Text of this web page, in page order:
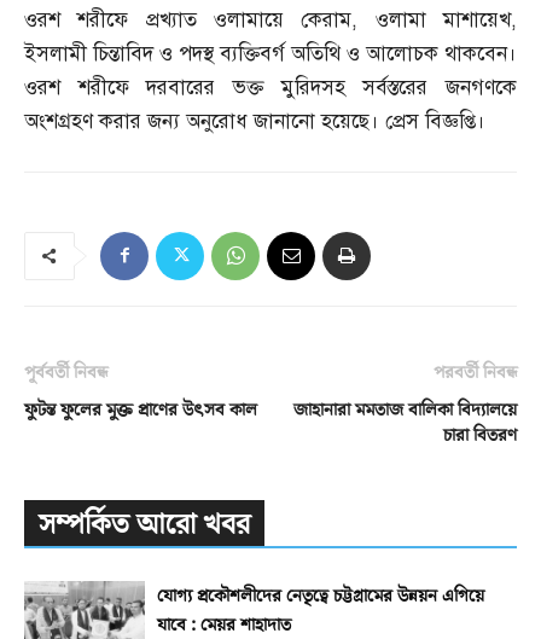
ওরশ শরীফে প্রখ্যাত ওলামায়ে কেরাম, ওলামা মাশায়েখ,
ইসলামী চিন্তাবিদ ও পদস্থ ব্যক্তিবর্গ অতিথি ও আলোচক থাকবেন।
ওরশ শরীফে দরবারের ভক্ত মুরিদসহ সর্বস্তরের জনগণকে
অংশগ্রহণ করার জন্য অনুরোধ জানানো হয়েছে। প্রেস বিজ্ঞপ্তি।
পূর্ববর্তী নিবন্ধ
ফুটন্ত ফুলের মুক্ত প্রাণের উৎসব কাল
পরবর্তী নিবন্ধ
জাহানারা মমতাজ বালিকা বিদ্যালয়ে
চারা বিতরণ
সম্পর্কিত আরো খবর
যোগ্য প্রকৌশলীদের নেতৃত্বে চট্টগ্রামের উন্নয়ন এগিয়ে
যাবে : মেয়র শাহাদাত